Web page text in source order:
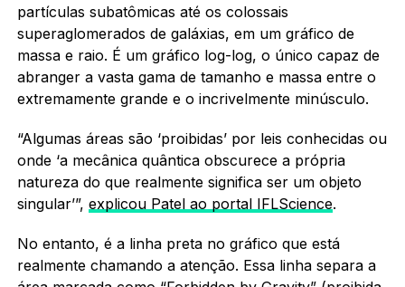
partículas subatômicas até os colossais
superaglomerados de galáxias, em um gráfico de
massa e raio. É um gráfico log-log, o único capaz de
abranger a vasta gama de tamanho e massa entre o
extremamente grande e o incrivelmente minúsculo.
“Algumas áreas são ‘proibidas’ por leis conhecidas ou
onde ‘a mecânica quântica obscurece a própria
natureza do que realmente significa ser um objeto
singular’”, explicou Patel ao portal IFLScience.
No entanto, é a linha preta no gráfico que está
realmente chamando a atenção. Essa linha separa a